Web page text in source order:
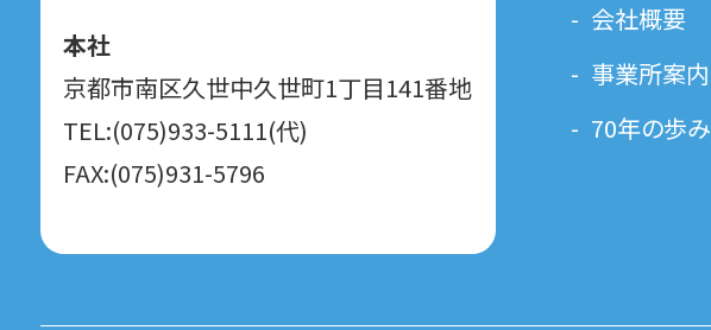
本社
京都市南区久世中久世町1丁目141番地
TEL:(075)933-5111(代)
FAX:(075)931-5796
会社概要
事業所案内
70年の歩み